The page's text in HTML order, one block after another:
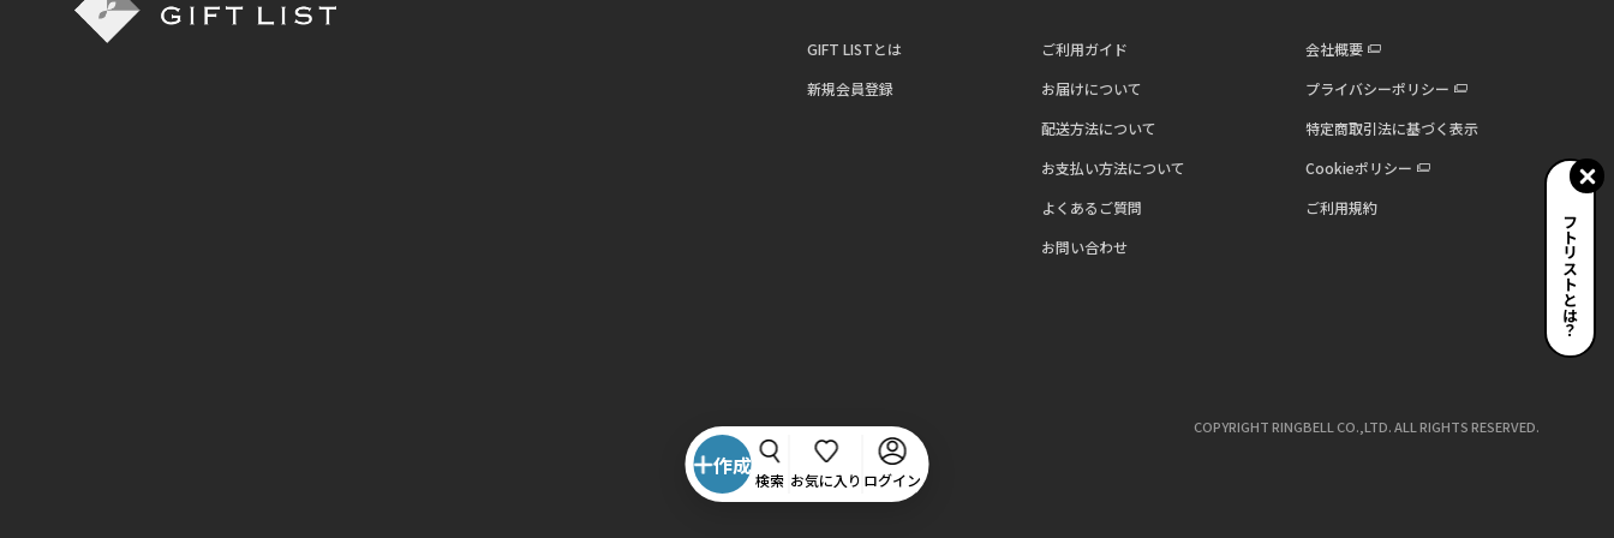
ギフトリストとは？
GIFT LISTとは
新規会員登録
ご利用ガイド
お届けについて
配送方法について
お支払い方法について
よくあるご質問
お問い合わせ
会社概要
プライバシーポリシー
特定商取引法に基づく表示
Cookieポリシー
ご利用規約
COPYRIGHT RINGBELL CO.,LTD. ALL RIGHTS RESERVED.
作成
検索 お気に入り ログイン